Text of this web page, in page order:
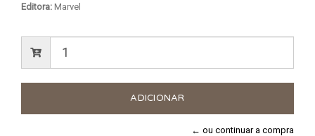
Editora: Marvel
← ou continuar a compra